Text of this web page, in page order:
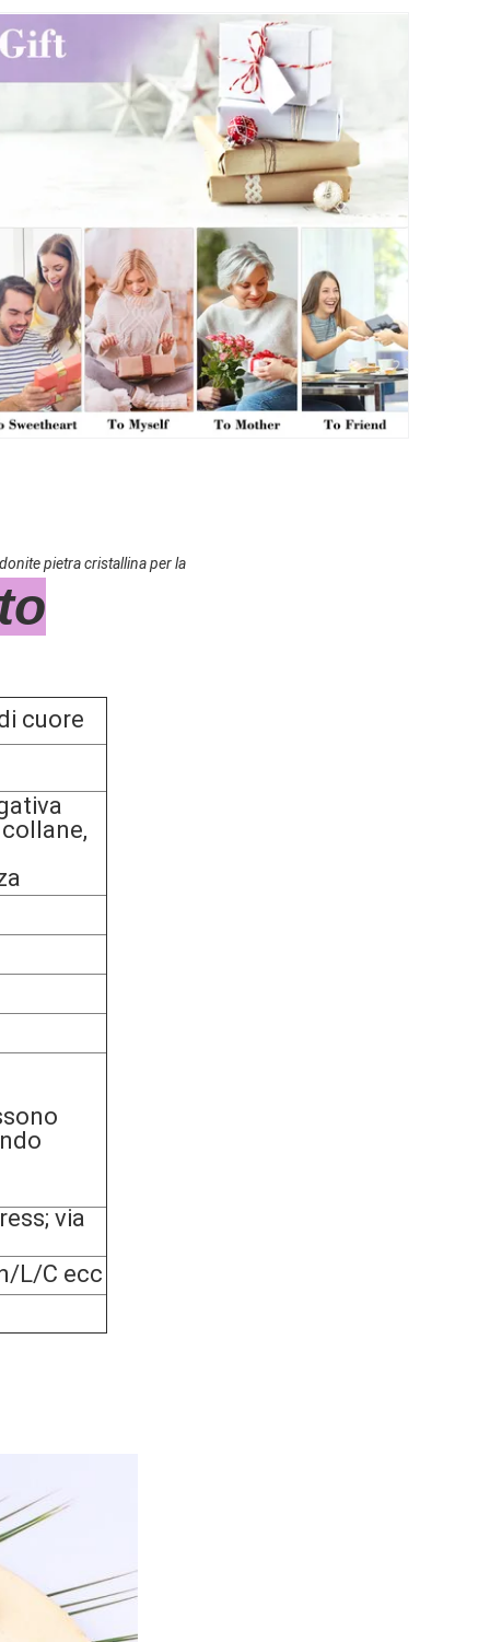
pietra cristallina per la
cuore
via
L/C ecc